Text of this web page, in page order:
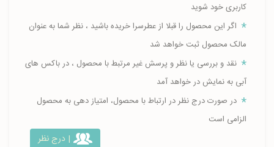
کاربری خود شوید
اگر این محصول را قبلا از عطرسرا خریده باشید ، نظر شما به عنوان
مالک محصول ثبت خواهد شد
نقد و بررسی یا نظر و پرسش غیر مرتبط با محصول ، در باکس های
آبی به نمایش در خواهد آمد
در صورت درج نظر در ارتباط با محصول، امتیاز دهی به محصول
الزامی است
| درج نظر